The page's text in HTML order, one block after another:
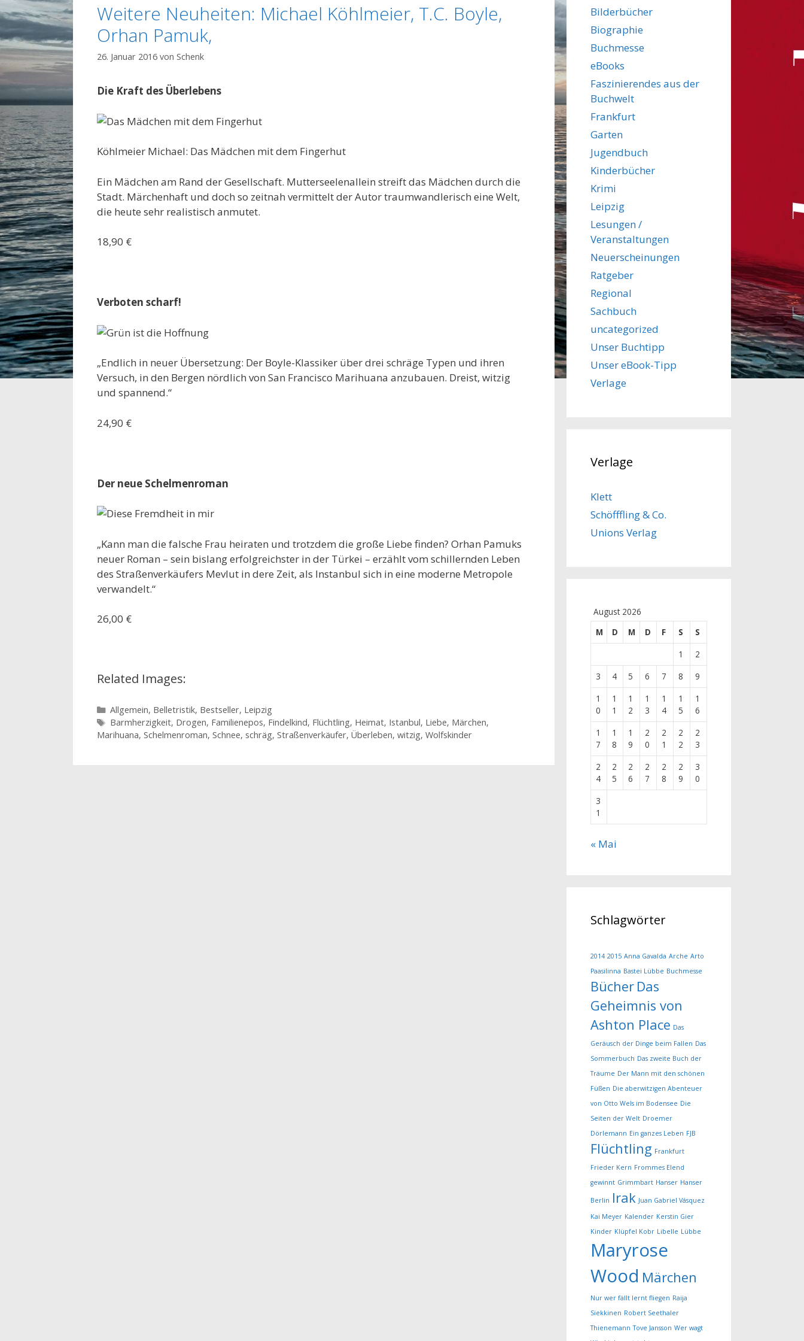
Weitere Neuheiten: Michael Köhlmeier, T.C. Boyle,
Orhan Pamuk,
26. Januar 2016 von Schenk
Die Kraft des Überlebens
Köhlmeier Michael: Das Mädchen mit dem Fingerhut
Ein Mädchen am Rand der Gesellschaft. Mutterseelenallein streift das Mädchen durch die
Stadt. Märchenhaft und doch so zeitnah vermittelt der Autor traumwandlerisch eine Welt,
die heute sehr realistisch anmutet.
18,90 €
Verboten scharf!
„Endlich in neuer Übersetzung: Der Boyle-Klassiker über drei schräge Typen und ihren
Versuch, in den Bergen nördlich von San Francisco Marihuana anzubauen. Dreist, witzig
und spannend.“
24,90 €
Der neue Schelmenroman
„Kann man die falsche Frau heiraten und trotzdem die große Liebe finden? Orhan Pamuks
neuer Roman – sein bislang erfolgreichster in der Türkei – erzählt vom schillernden Leben
des Straßenverkäufers Mevlut in dere Zeit, als Instanbul sich in eine moderne Metropole
verwandelt.“
26,00 €
Related Images:
Kategorien
Allgemein, Belletristik, Bestseller, Leipzig
Schlagwörter
Barmherzigkeit, Drogen, Familienepos, Findelkind, Flüchtling, Heimat, Istanbul, Liebe, Märchen,
Marihuana, Schelmenroman, Schnee, schräg, Straßenverkäufer, Überleben, witzig, Wolfskinder
Bilderbücher
Biographie
Buchmesse
eBooks
Faszinierendes aus der
Buchwelt
Frankfurt
Garten
Jugendbuch
Kinderbücher
Krimi
Leipzig
Lesungen /
Veranstaltungen
Neuerscheinungen
Ratgeber
Regional
Sachbuch
uncategorized
Unser Buchtipp
Unser eBook-Tipp
Verlage
Verlage
Klett
Schöfffling & Co.
Unions Verlag
August 2026
M
D M D F S
S
1
2
3
4 5 6 7 8
9
1
0
1
1
1
2
1
3
1
4
1
5
1
6
1
7
1
8
1
9
2
0
2
1
2
2
2
3
2
4
2
5
2
6
2
7
2
8
2
9
3
0
3
1
« Mai
Schlagwörter
2014 2015 Anna Gavalda Arche Arto
Paasilinna Bastei Lübbe Buchmesse
Bücher Das
Geheimnis von
Ashton Place Das
Geräusch der Dinge beim Fallen Das
Sommerbuch Das zweite Buch der
Träume Der Mann mit den schönen
Füßen Die aberwitzigen Abenteuer
von Otto Wels im Bodensee Die
Seiten der Welt Droemer
Dörlemann Ein ganzes Leben FJB
Flüchtling Frankfurt
Frieder Kern Frommes Elend
gewinnt Grimmbart Hanser Hanser
Berlin Irak Juan Gabriel Vásquez
Kai Meyer Kalender Kerstin Gier
Kinder Klüpfel Kobr Libelle Lübbe
Maryrose
Wood Märchen
Nur wer fällt lernt fliegen Raija
Siekkinen Robert Seethaler
Thienemann Tove Jansson Wer wagt